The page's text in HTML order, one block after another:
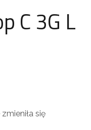
C 3G L
się